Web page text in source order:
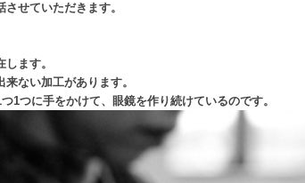
せていただきます。
ます。
ない加工があります。
1つに手をかけて、眼鏡を作り続けているのです。